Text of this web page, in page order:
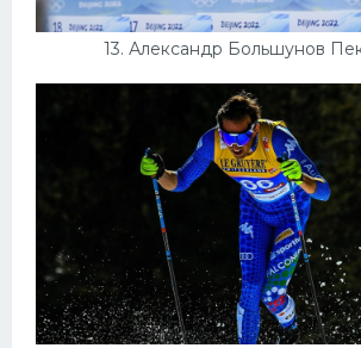
13. Александр Большунов